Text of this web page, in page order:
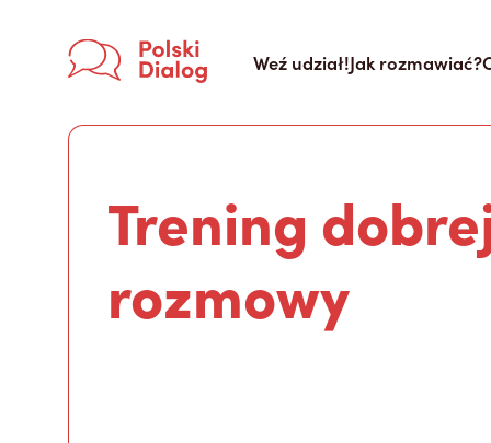
Weź udział!Jak rozmawiać?
Trening
rozmowy